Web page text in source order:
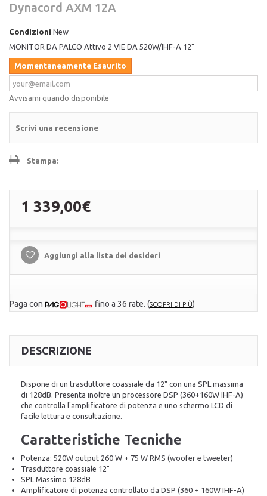
Dynacord AXM 12A
Condizioni New
MONITOR DA PALCO Attivo 2 VIE DA 520W/IHF-A 12"
Momentaneamente Esaurito
Avvisami quando disponibile
Scrivi una recensione
Stampa:
1 339,00€
Aggiungi alla lista dei desideri
Paga con fino a 36 rate. (SCOPRI DI PIÙ)
DESCRIZIONE
Dispone di un trasduttore coassiale da 12" con una SPL massima
di 128dB. Presenta inoltre un processore DSP (360+160W IHF-A)
che controlla l'amplificatore di potenza e uno schermo LCD di
facile lettura e consultazione.
Caratteristiche Tecniche
Potenza: 520W output 260 W + 75 W RMS (woofer e tweeter)
Trasduttore coassiale 12"
SPL Massimo 128dB
Amplificatore di potenza controllato da DSP (360 + 160W IHF-A)